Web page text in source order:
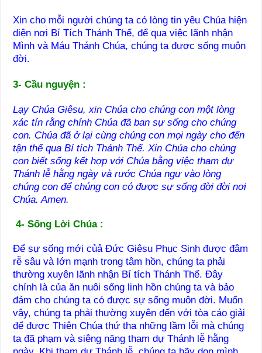
Xin cho mỗi người chúng ta có lòng tin yêu Chúa hiện
diện nơi Bí Tích Thánh Thể, để qua việc lãnh nhận
Mình và Máu Thánh Chúa, chúng ta được sống muôn
đời.
3- Cầu nguyện :
Lạy Chúa Giêsu, xin Chúa cho chúng con một lòng
xác tín rằng chính Chúa đã ban sự sống cho chúng
con. Chúa đã ở lại cùng chúng con mọi ngày cho đến
tận thế qua Bí tích Thánh Thể. Xin Chúa cho chúng
con biết sống kết hợp với Chúa bằng việc tham dự
Thánh lễ hằng ngày và rước Chúa ngự vào lòng
chúng con để chúng con có được sự sống đời đời nơi
Chúa. Amen.
4- Sống Lời Chúa :
Để sự sống mới củả Đức Giêsu Phục Sinh được đâm
rễ sâu và lớn mạnh trong tâm hồn, chúng ta phải
thường xuyên lãnh nhận Bí tích Thánh Thể. Đây
chính là của ăn nuôi sống linh hồn chúng ta và bảo
đảm cho chúng ta có được sự sống muôn đời. Muốn
vậy, chúng ta phải thường xuyên đến với tòa cáo giải
để được Thiên Chúa thứ tha những lầm lỗi mà chúng
ta đã phạm và siêng năng tham dự Thánh lễ hằng